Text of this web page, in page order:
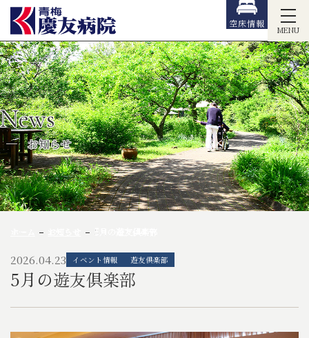
MENU
空床情報
News
お知らせ
5月の遊友倶楽部
2026.04.23 イベント情報 遊友倶楽部
5月の遊友倶楽部